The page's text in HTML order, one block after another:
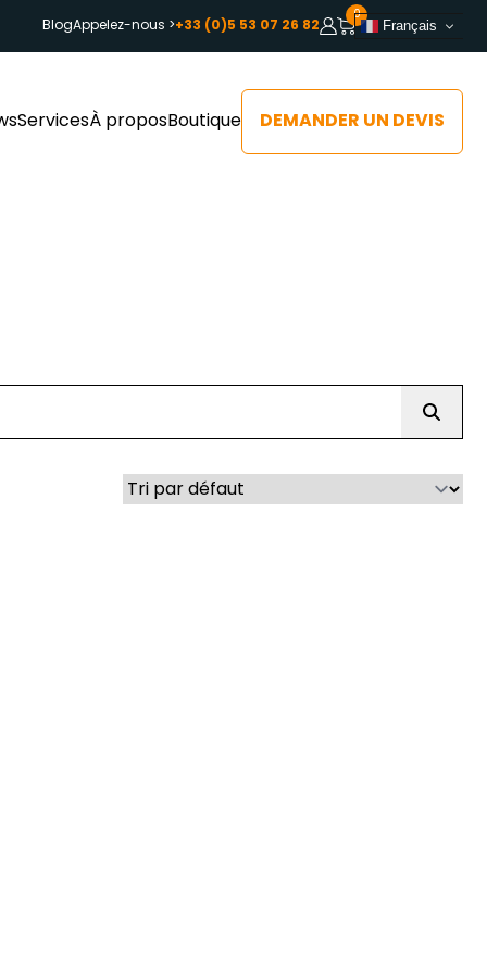
BlogAppelez-nous >+33 (0)5 53 07 26 82
0
Français
ServicesÀ proposBoutique DEMANDER UN DEVIS